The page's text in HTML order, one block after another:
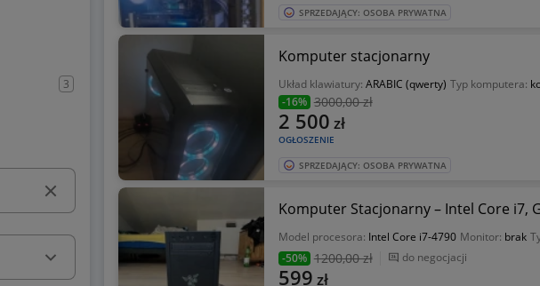
3
SPRZEDAJĄCY: OSOBA PRYWATNA
Komputer stacjonarny
Układ klawiatury: ARABIC (qwerty) Typ komputera:
-16% 3000,00 zł
OGŁOSZENIE
2 500 zł
SPRZEDAJĄCY: OSOBA PRYWATNA
Komputer Stacjonarny – Intel Core i7,
Model procesora: Intel Core i7-4790 Monitor: brak
-50% 1200,00 zł do negocjacji
599 zł